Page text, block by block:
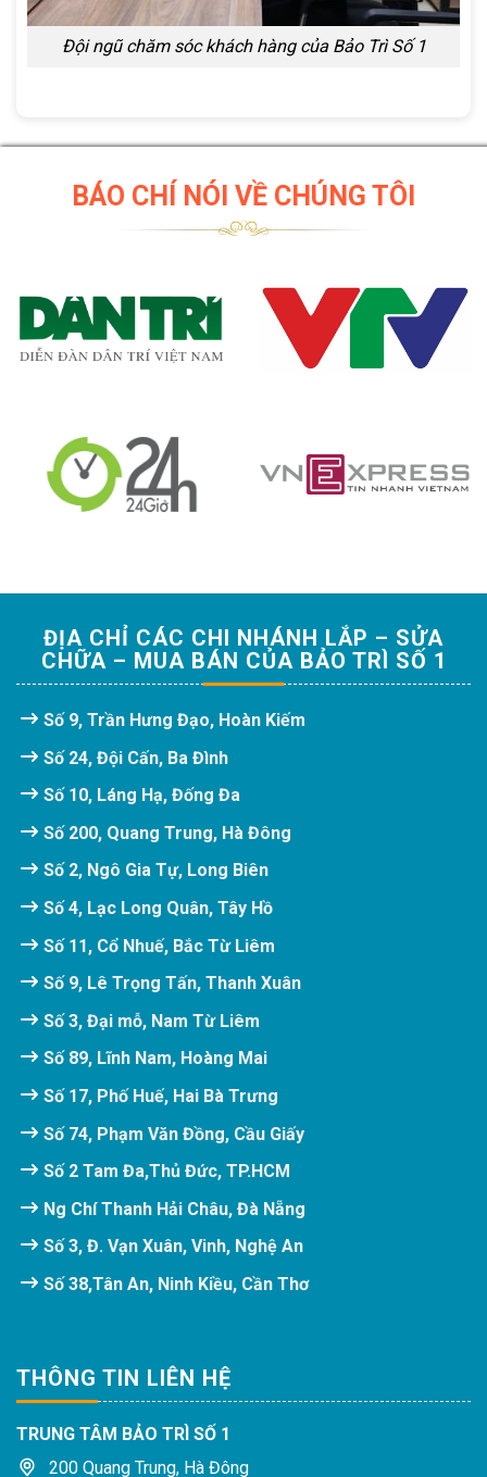
Đội ngũ chăm sóc khách hàng của Bảo Trì Số 1
BÁO CHÍ NÓI VỀ CHÚNG TÔI
ĐỊA CHỈ CÁC CHI NHÁNH LẮP – SỬA
CHỮA – MUA BÁN CỦA BẢO TRÌ SỐ 1
Số 9, Trần Hưng Đạo, Hoàn Kiếm
Số 24, Đội Cấn, Ba Đình
Số 10, Láng Hạ, Đống Đa
Số 200, Quang Trung, Hà Đông
Số 2, Ngô Gia Tự, Long Biên
Số 4, Lạc Long Quân, Tây Hồ
Số 11, Cổ Nhuế, Bắc Từ Liêm
Số 9, Lê Trọng Tấn, Thanh Xuân
Số 3, Đại mỗ, Nam Từ Liêm
Số 89, Lĩnh Nam, Hoàng Mai
Số 17, Phố Huế, Hai Bà Trưng
Số 74, Phạm Văn Đồng, Cầu Giấy
Số 2 Tam Đa,Thủ Đức, TP.HCM
Ng Chí Thanh Hải Châu, Đà Nẵng
Số 3, Đ. Vạn Xuân, Vinh, Nghệ An
Số 38,Tân An, Ninh Kiều, Cần Thơ
THÔNG TIN LIÊN HỆ
TRUNG TÂM BẢO TRÌ SỐ 1
200 Quang Trung, Hà Đông